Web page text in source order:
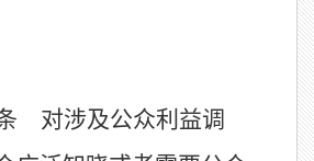
对涉及公众利益调